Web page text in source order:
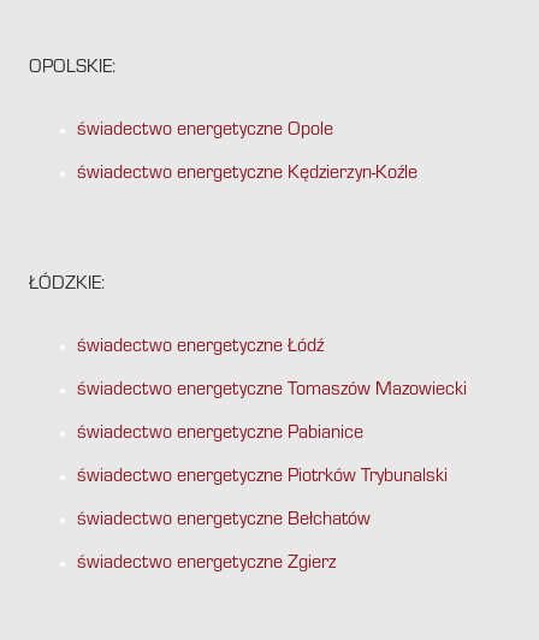
OPOLSKIE:
świadectwo energetyczne Opole
świadectwo energetyczne Kędzierzyn-Koźle
ŁÓDZKIE:
świadectwo energetyczne Łódź
świadectwo energetyczne Tomaszów Mazowiecki
świadectwo energetyczne Pabianice
świadectwo energetyczne Piotrków Trybunalski
świadectwo energetyczne Bełchatów
świadectwo energetyczne Zgierz